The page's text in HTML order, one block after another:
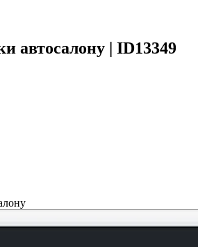
автосалону | ID13349